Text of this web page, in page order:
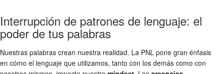
Interrupción de patrones de lenguaje: el
poder de tus palabras
Nuestras palabras crean nuestra realidad. La PNL pone gran énfasis
en cómo el lenguaje que utilizamos, tanto con los demás como con